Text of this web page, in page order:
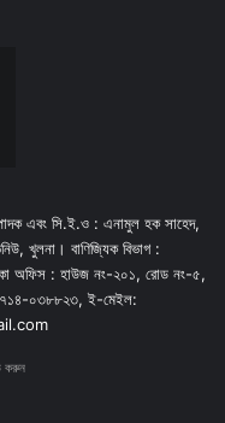
এবং সি.ই.ও : এনামুল হক সাহেদ,
খুলনা। বাণিজ্যিক বিভাগ :
অফিস : হাউজ নং-২০১, রোড নং-৫,
০৩৮৮২৩, ই-মেইল:
করুন